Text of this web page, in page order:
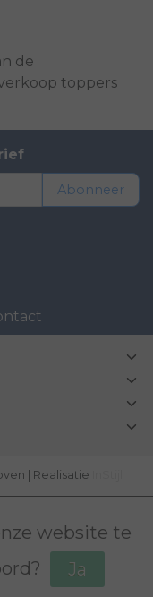
de
toppers
Abonneer
| Realisatie
website te
Ja